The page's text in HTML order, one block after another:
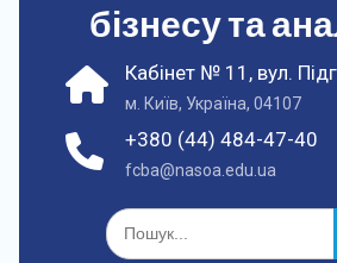
бізнесу та
+380 (44) 484-47-40
fcba@nasoa.edu.ua
Кабінет № 11, вул.
м. Київ, Україна, 04107
Шукати: